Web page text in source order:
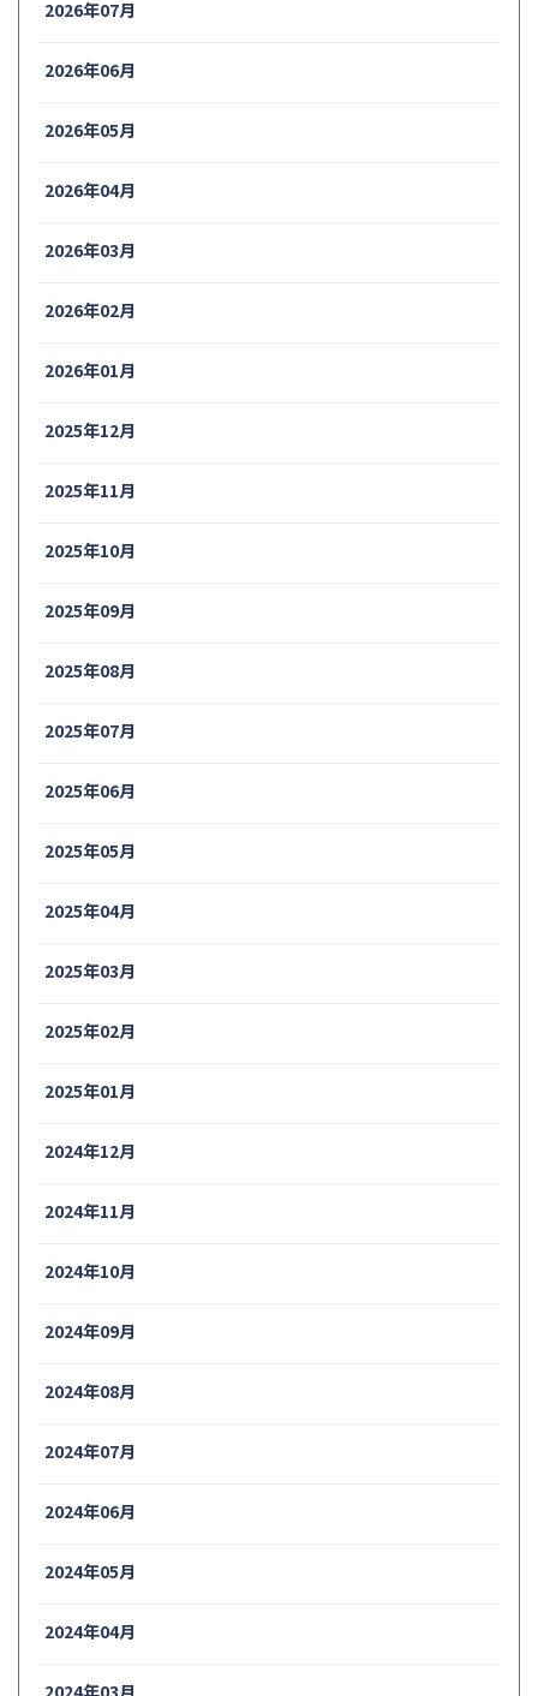
2026年07月
2026年06月
2026年05月
2026年04月
2026年03月
2026年02月
2026年01月
2025年12月
2025年11月
2025年10月
2025年09月
2025年08月
2025年07月
2025年06月
2025年05月
2025年04月
2025年03月
2025年02月
2025年01月
2024年12月
2024年11月
2024年10月
2024年09月
2024年08月
2024年07月
2024年06月
2024年05月
2024年04月
2024年03月